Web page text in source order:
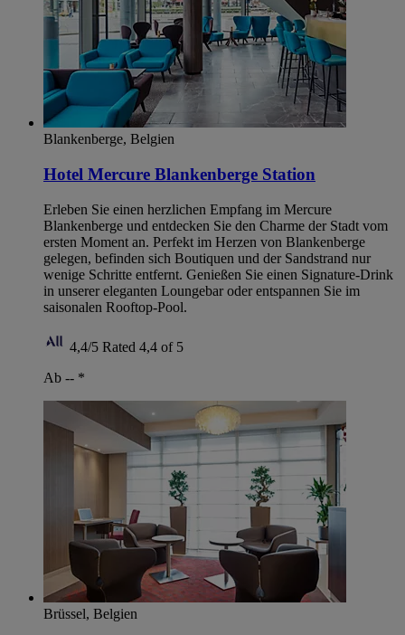
Blankenberge, Belgien
Hotel Mercure Blankenberge Station
Erleben Sie einen herzlichen Empfang im Mercure
Blankenberge und entdecken Sie den Charme der Stadt vom
ersten Moment an. Perfekt im Herzen von Blankenberge
gelegen, befinden sich Boutiquen und der Sandstrand nur
wenige Schritte entfernt. Genießen Sie einen Signature-Drink
in unserer eleganten Loungebar oder entspannen Sie im
saisonalen Rooftop-Pool.
4,4/5 Rated 4,4 of 5
Ab -- *
Brüssel, Belgien